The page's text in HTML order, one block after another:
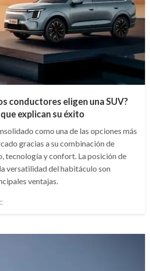
conductores eligen una SUV?
explican su éxito
como una de las opciones más
gracias a su combinación de
tecnología y confort. La posición de
versatilidad del habitáculo son
ventajas.